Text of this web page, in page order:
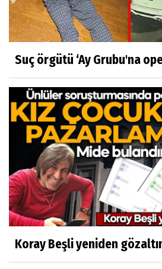
Suç örgütü ‘Ay Grubu'na
Koray Beşli yeniden